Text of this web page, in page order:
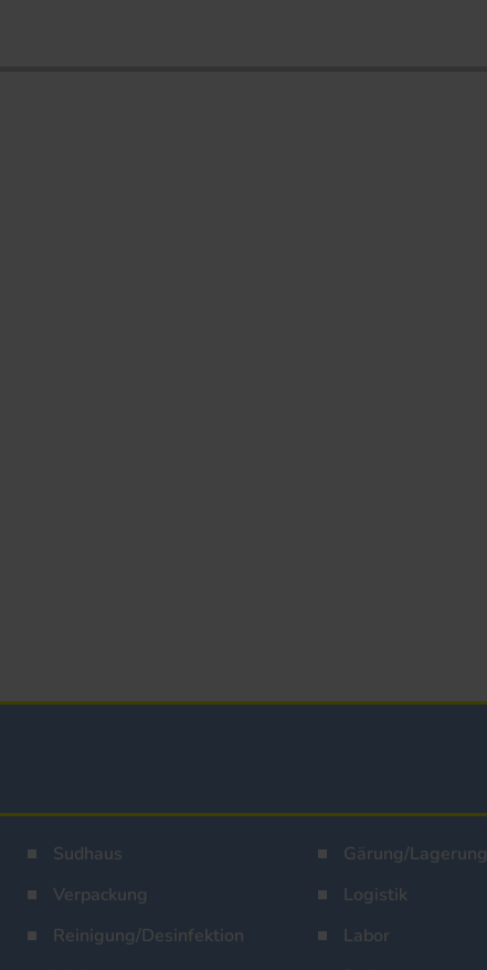
Sudhaus Gärung/Lagerung
Verpackung Logistik
Reinigung/Desinfektion Labor